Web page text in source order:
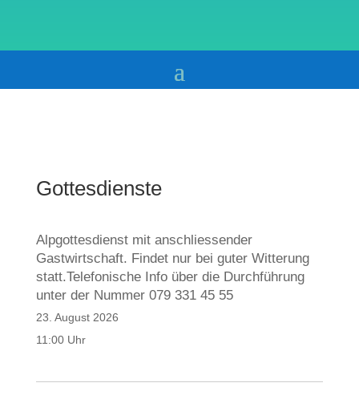
Gottesdienste
Alpgottesdienst mit anschliessender
Gastwirtschaft. Findet nur bei guter Witterung
statt.Telefonische Info über die Durchführung
unter der Nummer 079 331 45 55
23. August 2026
11:00 Uhr